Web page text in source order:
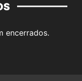
encerrados.